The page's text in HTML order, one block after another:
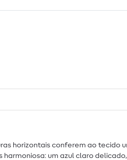
horizontais conferem ao tecido
um azul claro